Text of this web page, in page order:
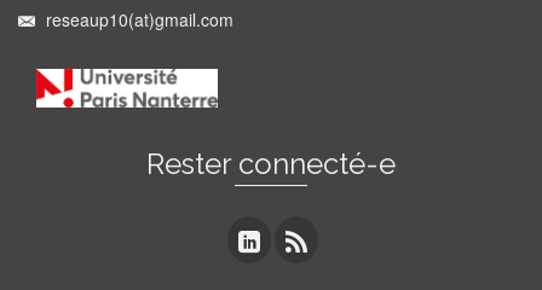
reseaup10(at)gmail.com
Rester connecté-e